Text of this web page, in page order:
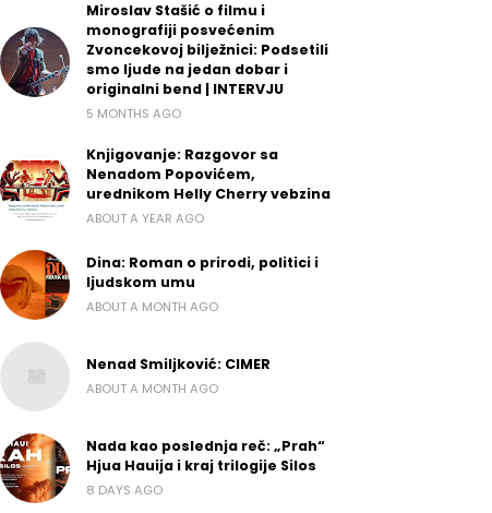
Miroslav Stašić o filmu i
monografiji posvećenim
Zvoncekovoj bilježnici: Podsetili
smo ljude na jedan dobar i
originalni bend | INTERVJU
5 MONTHS AGO
Knjigovanje: Razgovor sa
Nenadom Popovićem,
urednikom Helly Cherry vebzina
ABOUT A YEAR AGO
Dina: Roman o prirodi, politici i
ljudskom umu
ABOUT A MONTH AGO
Nenad Smiljković: CIMER
ABOUT A MONTH AGO
Nada kao poslednja reč: „Prah“
Hjua Hauija i kraj trilogije Silos
8 DAYS AGO